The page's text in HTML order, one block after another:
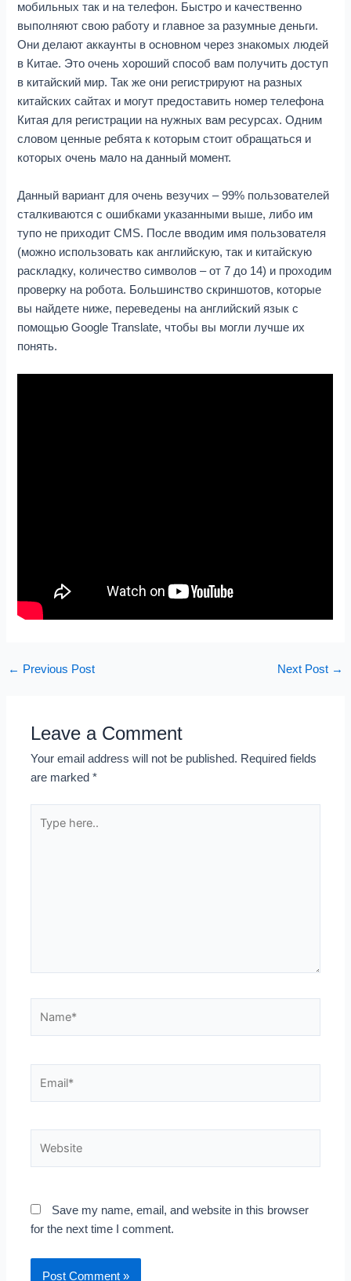
мобильных так и на телефон. Быстро и качественно
выполняют свою работу и главное за разумные деньги.
Они делают аккаунты в основном через знакомых людей
в Китае. Это очень хороший способ вам получить доступ
в китайский мир. Так же они регистрируют на разных
китайских сайтах и могут предоставить номер телефона
Китая для регистрации на нужных вам ресурсах. Одним
словом ценные ребята к которым стоит обращаться и
которых очень мало на данный момент.
Данный вариант для очень везучих – 99% пользователей
сталкиваются с ошибками указанными выше, либо им
тупо не приходит CMS. После вводим имя пользователя
(можно использовать как английскую, так и китайскую
раскладку, количество символов – от 7 до 14) и проходим
проверку на робота. Большинство скриншотов, которые
вы найдете ниже, переведены на английский язык с
помощью Google Translate, чтобы вы могли лучше их
понять.
← Previous Post Next Post →
Leave a Comment
Your email address will not be published. Required fields
are marked*
here..
Save my name, email, and website in this browser
for the next time I comment.